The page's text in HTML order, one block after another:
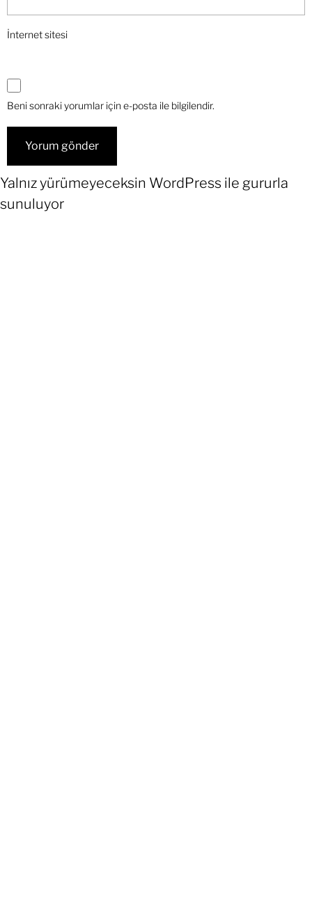
İnternet sitesi
Beni sonraki yorumlar için e-posta ile bilgilendir.
Yalnız yürümeyeceksin WordPress ile gururla
sunuluyor